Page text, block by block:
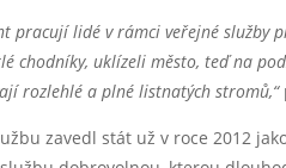
pracují lidé v rámci veřejné služby
chodníky, uklízeli město, teď na
rozlehlé a plné listnatých stromů,“
zavedl stát už v roce 2012